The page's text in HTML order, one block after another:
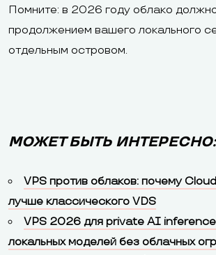
Помните: в 2026 году облако
продолжением вашего локального
отдельным островом.
МОЖЕТ БЫТЬ ИНТЕРЕСНО:
VPS против облаков: почему
лучше классического VDS
VPS 2026 для private AI
локальных моделей без облачных